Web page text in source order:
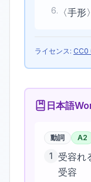
6. 〈手
ライセンス: CC0
日本語
動詞 A2
1
受容れ
受容